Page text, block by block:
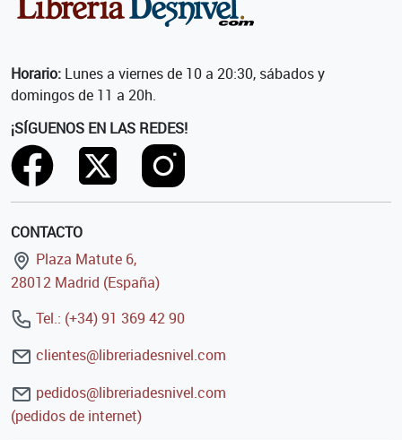
Horario: Lunes a viernes de 10 a 20:30, sábados y
domingos de 11 a 20h.
¡SÍGUENOS EN LAS REDES!
CONTACTO
Plaza Matute 6,
28012 Madrid (España)
Tel.: (+34) 91 369 42 90
clientes@libreriadesnivel.com
pedidos@libreriadesnivel.com
(pedidos de internet)